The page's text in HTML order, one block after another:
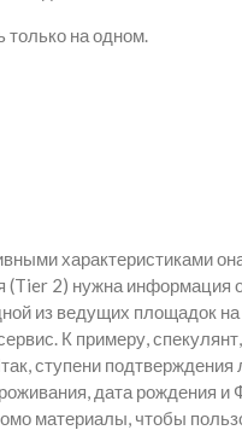
только на одном.
характеристиками
(Tier 2) нужна информация
из ведущих площадок на
К примеру,
ступени
дата рождения
материалы, чтобы